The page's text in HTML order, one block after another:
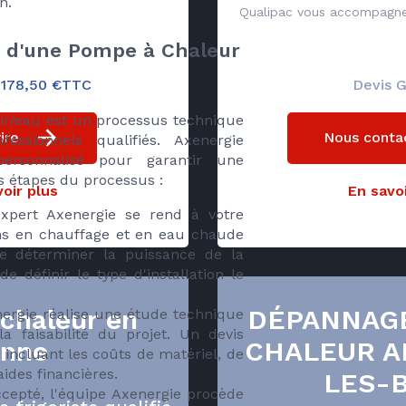
Pompe à Chaleur
eau est un processus technique
qualifiés. Axenergie
pour garantir une
étapes du processus :
Axenergie se rend à votre
en chauffage et en eau chaude
déterminer la puissance de la
définir le type d'installation le
réalise une étude technique
faisabilité du projet. Un devis
les coûts de matériel, de
financières.
l'équipe Axenergie procède
€TTC
plus
Qualipac vous
Devis
Nous
En
en
CHALEUR
LES-